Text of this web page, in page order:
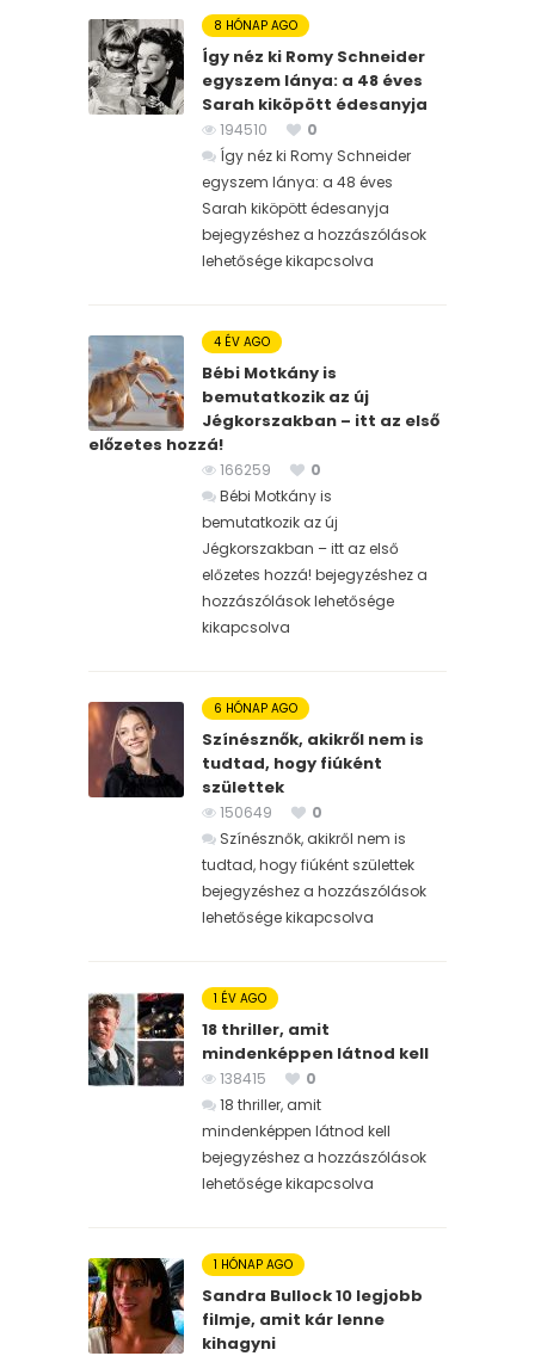
8 HÓNAP AGO
Így néz ki Romy Schneider
egyszem lánya: a 48 éves
Sarah kiköpött édesanyja
194510
0
Így néz ki Romy Schneider
egyszem lánya: a 48 éves
Sarah kiköpött édesanyja
bejegyzéshez a hozzászólások
lehetősége kikapcsolva
4 ÉV AGO
Bébi Motkány is
bemutatkozik az új
Jégkorszakban – itt az első
előzetes hozzá!
166259
0
Bébi Motkány is
bemutatkozik az új
Jégkorszakban – itt az első
előzetes hozzá! bejegyzéshez a
hozzászólások lehetősége
kikapcsolva
6 HÓNAP AGO
Színésznők, akikről nem is
tudtad, hogy fiúként
születtek
150649
0
Színésznők, akikről nem is
tudtad, hogy fiúként születtek
bejegyzéshez a hozzászólások
lehetősége kikapcsolva
1 ÉV AGO
18 thriller, amit
mindenképpen látnod kell
138415
0
18 thriller, amit
mindenképpen látnod kell
bejegyzéshez a hozzászólások
lehetősége kikapcsolva
1 HÓNAP AGO
Sandra Bullock 10 legjobb
filmje, amit kár lenne
kihagyni